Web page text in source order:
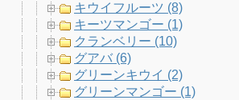
キウイフルーツ (8)
キーツマンゴー (1)
クランベリー (10)
グアバ (6)
グリーンキウイ (2)
グリーンマンゴー (1)